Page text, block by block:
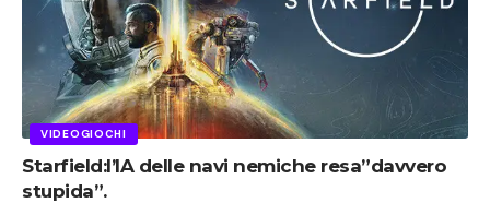
VIDEOGIOCHI
Starfield:l’IA delle navi nemiche resa”davvero
stupida”.